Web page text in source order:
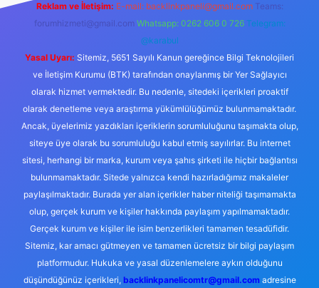
Reklam ve İletişim: E-mail: backlinkpaneli@gmail.com Teams:
forumhizmeti@gmail.com Whatsapp: 0262 606 0 726 Telegram:
@karabul
Yasal Uyarı: Sitemiz, 5651 Sayılı Kanun gereğince Bilgi Teknolojileri
ve İletişim Kurumu (BTK) tarafından onaylanmış bir Yer Sağlayıcı
olarak hizmet vermektedir. Bu nedenle, sitedeki içerikleri proaktif
olarak denetleme veya araştırma yükümlülüğümüz bulunmamaktadır.
Ancak, üyelerimiz yazdıkları içeriklerin sorumluluğunu taşımakta olup,
siteye üye olarak bu sorumluluğu kabul etmiş sayılırlar. Bu internet
sitesi, herhangi bir marka, kurum veya şahıs şirketi ile hiçbir bağlantısı
bulunmamaktadır. Sitede yalnızca kendi hazırladığımız makaleler
paylaşılmaktadır. Burada yer alan içerikler haber niteliği taşımamakta
olup, gerçek kurum ve kişiler hakkında paylaşım yapılmamaktadır.
Gerçek kurum ve kişiler ile isim benzerlikleri tamamen tesadüfidir.
Sitemiz, kar amacı gütmeyen ve tamamen ücretsiz bir bilgi paylaşım
platformudur. Hukuka ve yasal düzenlemelere aykırı olduğunu
düşündüğünüz içerikleri, backlinkpanelicomtr@gmail.comadresine